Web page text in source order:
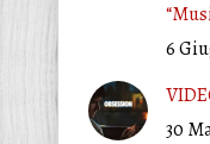
6
30